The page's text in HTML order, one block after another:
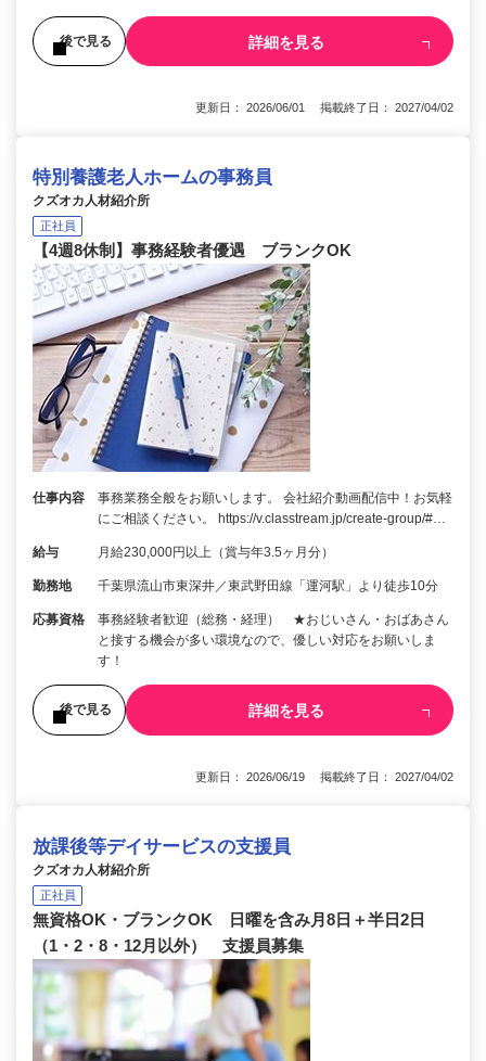
後で見る 詳細を見る
更新日： 2026/06/01 掲載終了日： 2027/04/02
特別養護老人ホームの事務員
クズオカ人材紹介所
正社員
【4週8休制】事務経験者優遇 ブランクOK
仕事内容
事務業務全般をお願いします。 会社紹介動画配信中！お気軽
にご相談ください。 https://v.classtream.jp/create-group/#…
給与 月給230,000円以上（賞与年3.5ヶ月分）
勤務地 千葉県流山市東深井／東武野田線「運河駅」より徒歩10分
応募資格
事務経験者歓迎（総務・経理） ★おじいさん・おばあさん
と接する機会が多い環境なので、優しい対応をお願いしま
す！
後で見る 詳細を見る
更新日： 2026/06/19 掲載終了日： 2027/04/02
放課後等デイサービスの支援員
クズオカ人材紹介所
正社員
無資格OK・ブランクOK 日曜を含み月8日＋半日2日
（1・2・8・12月以外） 支援員募集